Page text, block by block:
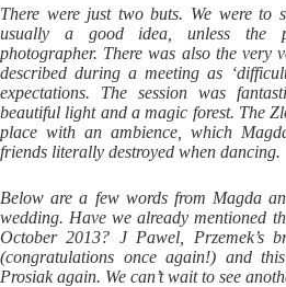
There were just two buts. We were to
usually a good idea, unless the
photographer. There was also the very
described during a meeting as
expectations. The session was
beautiful light and a magic forest. The
place with an ambience, which
friends literally destroyed when dancing.
Below are a few words from Magda
wedding. Have we already mentioned
October 2013? J Pawel, Przemek’s
(congratulations once again!) and
Prosiak again. We can’t wait to see